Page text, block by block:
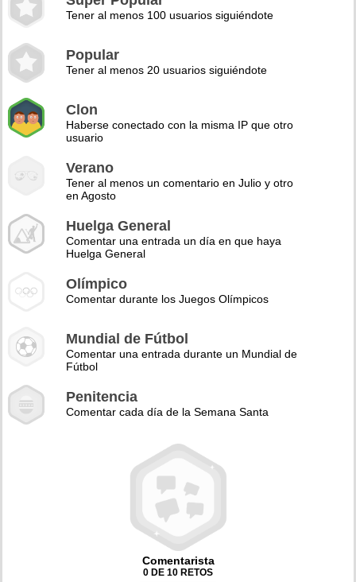
Tener al menos 100 usuarios siguiéndote
Popular
Tener al menos 20 usuarios siguiéndote
Clon
Haberse conectado con la misma IP que otro
usuario
Verano
Tener al menos un comentario en Julio y otro
en Agosto
Huelga General
Comentar una entrada un día en que haya
Huelga General
Olímpico
Comentar durante los Juegos Olímpicos
Mundial de Fútbol
Comentar una entrada durante un Mundial de
Fútbol
Penitencia
Comentar cada día de la Semana Santa
Comentarista
0 DE 10 RETOS